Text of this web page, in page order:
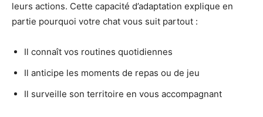
leurs actions. Cette capacité d’adaptation explique en
partie pourquoi votre chat vous suit partout :
Il connaît vos routines quotidiennes
Il anticipe les moments de repas ou de jeu
Il surveille son territoire en vous accompagnant